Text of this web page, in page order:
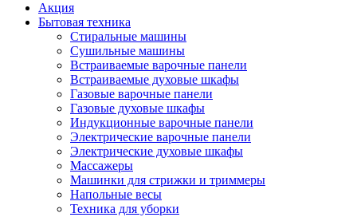
Акция
Бытовая техника
Стиральные машины
Сушильные машины
Встраиваемые варочные панели
Встраиваемые духовые шкафы
Газовые варочные панели
Газовые духовые шкафы
Индукционные варочные панели
Электрические варочные панели
Электрические духовые шкафы
Массажеры
Машинки для стрижки и триммеры
Напольные весы
Техника для уборки